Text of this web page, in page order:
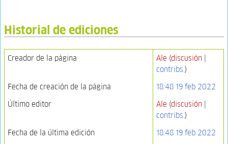
Historial de ediciones
Creador de la página Ale (discusión|
contribs. )
Fecha de creación de la página
18:48 19 feb 2022
Último editor
Ale (discusión|
contribs. )
Fecha de la última edición
18:48 19 feb 2022